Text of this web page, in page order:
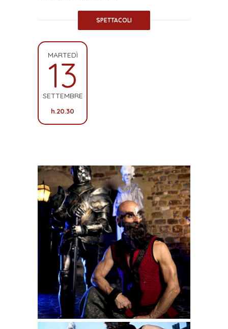
SPETTACOLI
MARTEDÌ
13
SETTEMBRE
h.20.30